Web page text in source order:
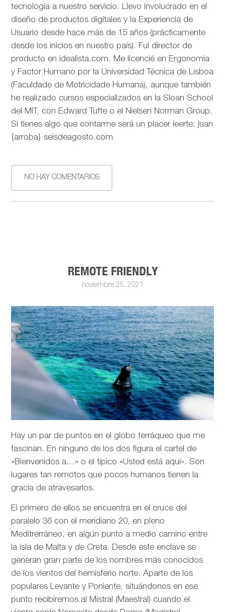
tecnología a nuestro servicio. Llevo involucrado en el
diseño de productos digitales y la Experiencia de
Usuario desde hace más de 15 años (prácticamente
desde los inicios en nuestro país). Fui director de
producto en idealista.com. Me licencié en Ergonomía
y Factor Humano por la Universidad Técnica de Lisboa
(Faculdade de Motricidade Humana), aunque también
he realizado cursos especializados en la Sloan School
del MIT, con Edward Tufte o el Nielsen Norman Group.
Si tienes algo que contarme será un placer leerte: juan
{arroba} seisdeagosto.com
NO HAY COMENTARIOS
REMOTE FRIENDLY
noviembre 25, 2021
Hay un par de puntos en el globo terráqueo que me
fascinan. En ninguno de los dos figura el cartel de
«Bienvenidos a…» o el típico «Usted está aquí». Son
lugares tan remotos que pocos humanos tienen la
gracia de atravesarlos.
El primero de ellos se encuentra en el cruce del
paralelo 36 con el meridiano 20, en pleno
Meditrerráneo, en algún punto a medio camino entre
la isla de Malta y de Creta. Desde este enclave se
generan gran parte de los nombres más conocidos
de los vientos del hemisferio norte. Aparte de los
populares Levante y Poniente, situándonos en ese
punto recibiremos al Mistral (Maestral) cuando el